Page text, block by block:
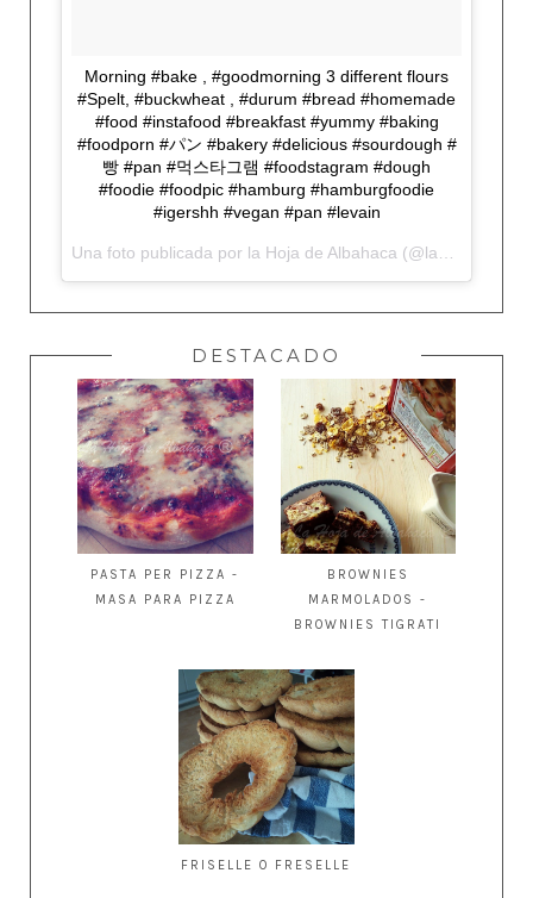
Morning #bake , #goodmorning 3 different flours
#Spelt, #buckwheat , #durum #bread #homemade
#food #instafood #breakfast #yummy #baking
#foodporn #パン #bakery #delicious #sourdough #
빵 #pan #먹스타그램 #foodstagram #dough
#foodie #foodpic #hamburg #hamburgfoodie
#igershh #vegan #pan #levain
DESTACADO
PASTA PER PIZZA -
MASA PARA PIZZA
BROWNIES
MARMOLADOS -
BROWNIES TIGRATI
FRISELLE O FRESELLE